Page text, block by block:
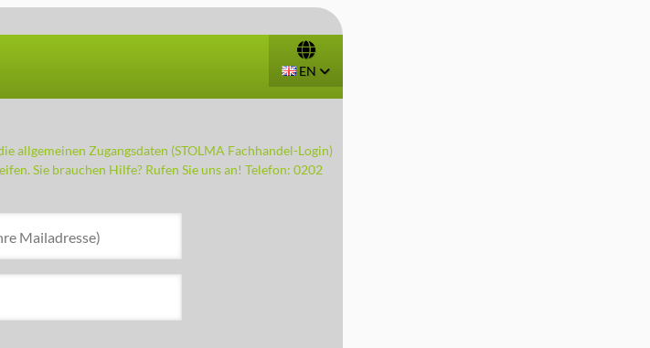
EN
allgemeinen Zugangsdaten (STOLMA Fachhandel-Login)
Sie brauchen Hilfe? Rufen Sie uns an! Telefon: 0202
Mailadresse)